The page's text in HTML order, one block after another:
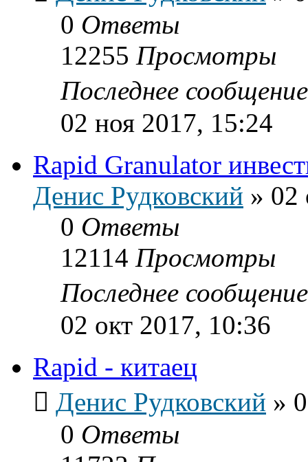
0 Ответы
12255 Просмотры
Последнее
02 ноя 2017, 15:24
Rapid Granulator
Денис Рудковский » 02
0 Ответы
12114 Просмотры
Последнее
02 окт 2017, 10:36
Rapid - китаец
Денис Рудковский »
0 Ответы